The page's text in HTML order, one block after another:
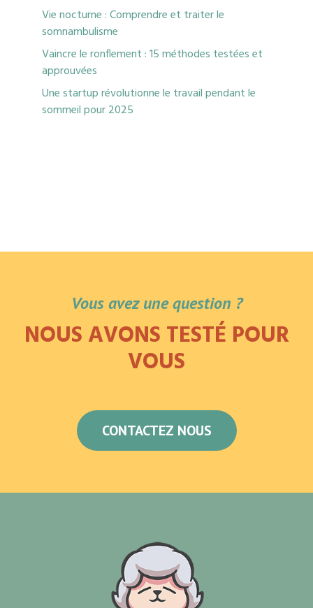
Vie nocturne : Comprendre et traiter le
somnambulisme
Vaincre le ronflement : 15 méthodes testées et
approuvées
Une startup révolutionne le travail pendant le
sommeil pour 2025
Vous avez une question ?
NOUS AVONS TESTÉ POUR
VOUS
CONTACTEZ NOUS